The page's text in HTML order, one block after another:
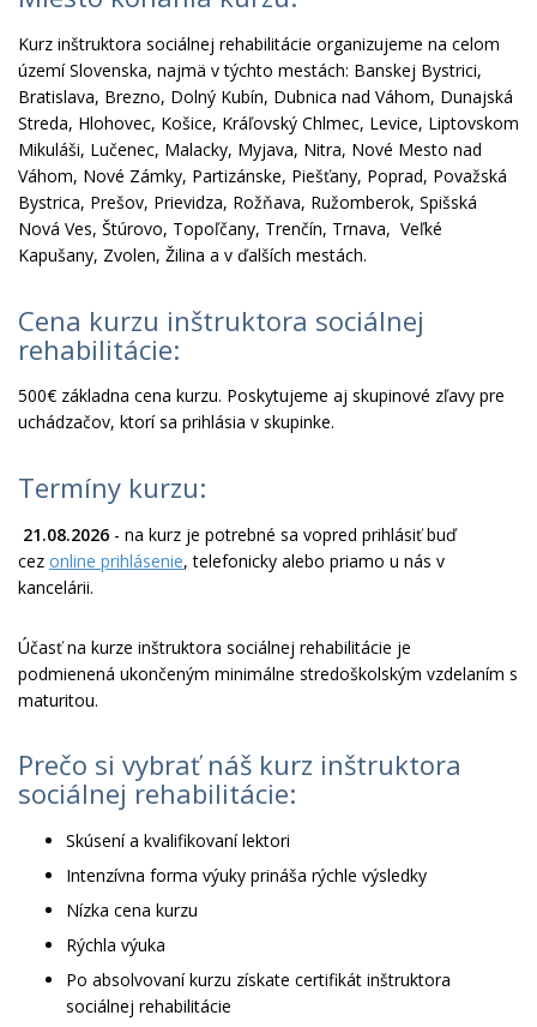
Kurz inštruktora sociálnej rehabilitácie organizujeme na celom
území Slovenska, najmä v týchto mestách: Banskej Bystrici,
Bratislava, Brezno, Dolný Kubín, Dubnica nad Váhom, Dunajská
Streda, Hlohovec, Košice, Kráľovský Chlmec, Levice, Liptovskom
Mikuláši, Lučenec, Malacky, Myjava, Nitra, Nové Mesto nad
Váhom, Nové Zámky, Partizánske, Piešťany, Poprad, Považská
Bystrica, Prešov, Prievidza, Rožňava, Ružomberok, Spišská
Nová Ves, Štúrovo, Topoľčany, Trenčín, Trnava, Veľké
Kapušany, Zvolen, Žilina a v ďalších mestách.
Cena kurzu inštruktora sociálnej
rehabilitácie:
500€ základna cena kurzu. Poskytujeme aj skupinové zľavy pre
uchádzačov, ktorí sa prihlásia v skupinke.
Termíny kurzu:
21.08.2026 - na kurz je potrebné sa vopred prihlásiť buď
cez online prihlásenie, telefonicky alebo priamo u nás v
kancelárii.
Účasť na kurze inštruktora sociálnej rehabilitácie je
podmienená ukončeným minimálne stredoškolským vzdelaním s
maturitou.
Prečo si vybrať náš kurz inštruktora
sociálnej rehabilitácie:
Skúsení a kvalifikovaní lektori
Intenzívna forma výuky prináša rýchle výsledky
Nízka cena kurzu
Rýchla výuka
Po absolvovaní kurzu získate certifikát inštruktora
sociálnej rehabilitácie